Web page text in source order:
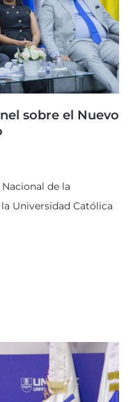
sobre el Nuevo
de la
Universidad Católica